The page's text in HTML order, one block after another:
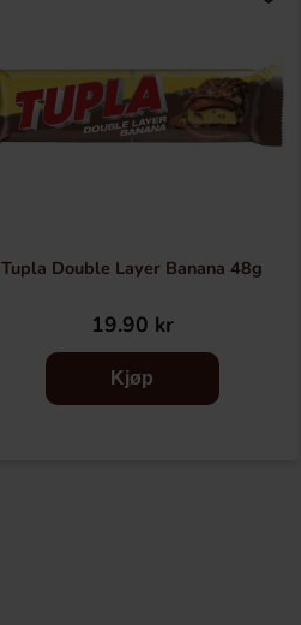
Tupla Double Layer Banana 48g
19.90 kr
Kjøp